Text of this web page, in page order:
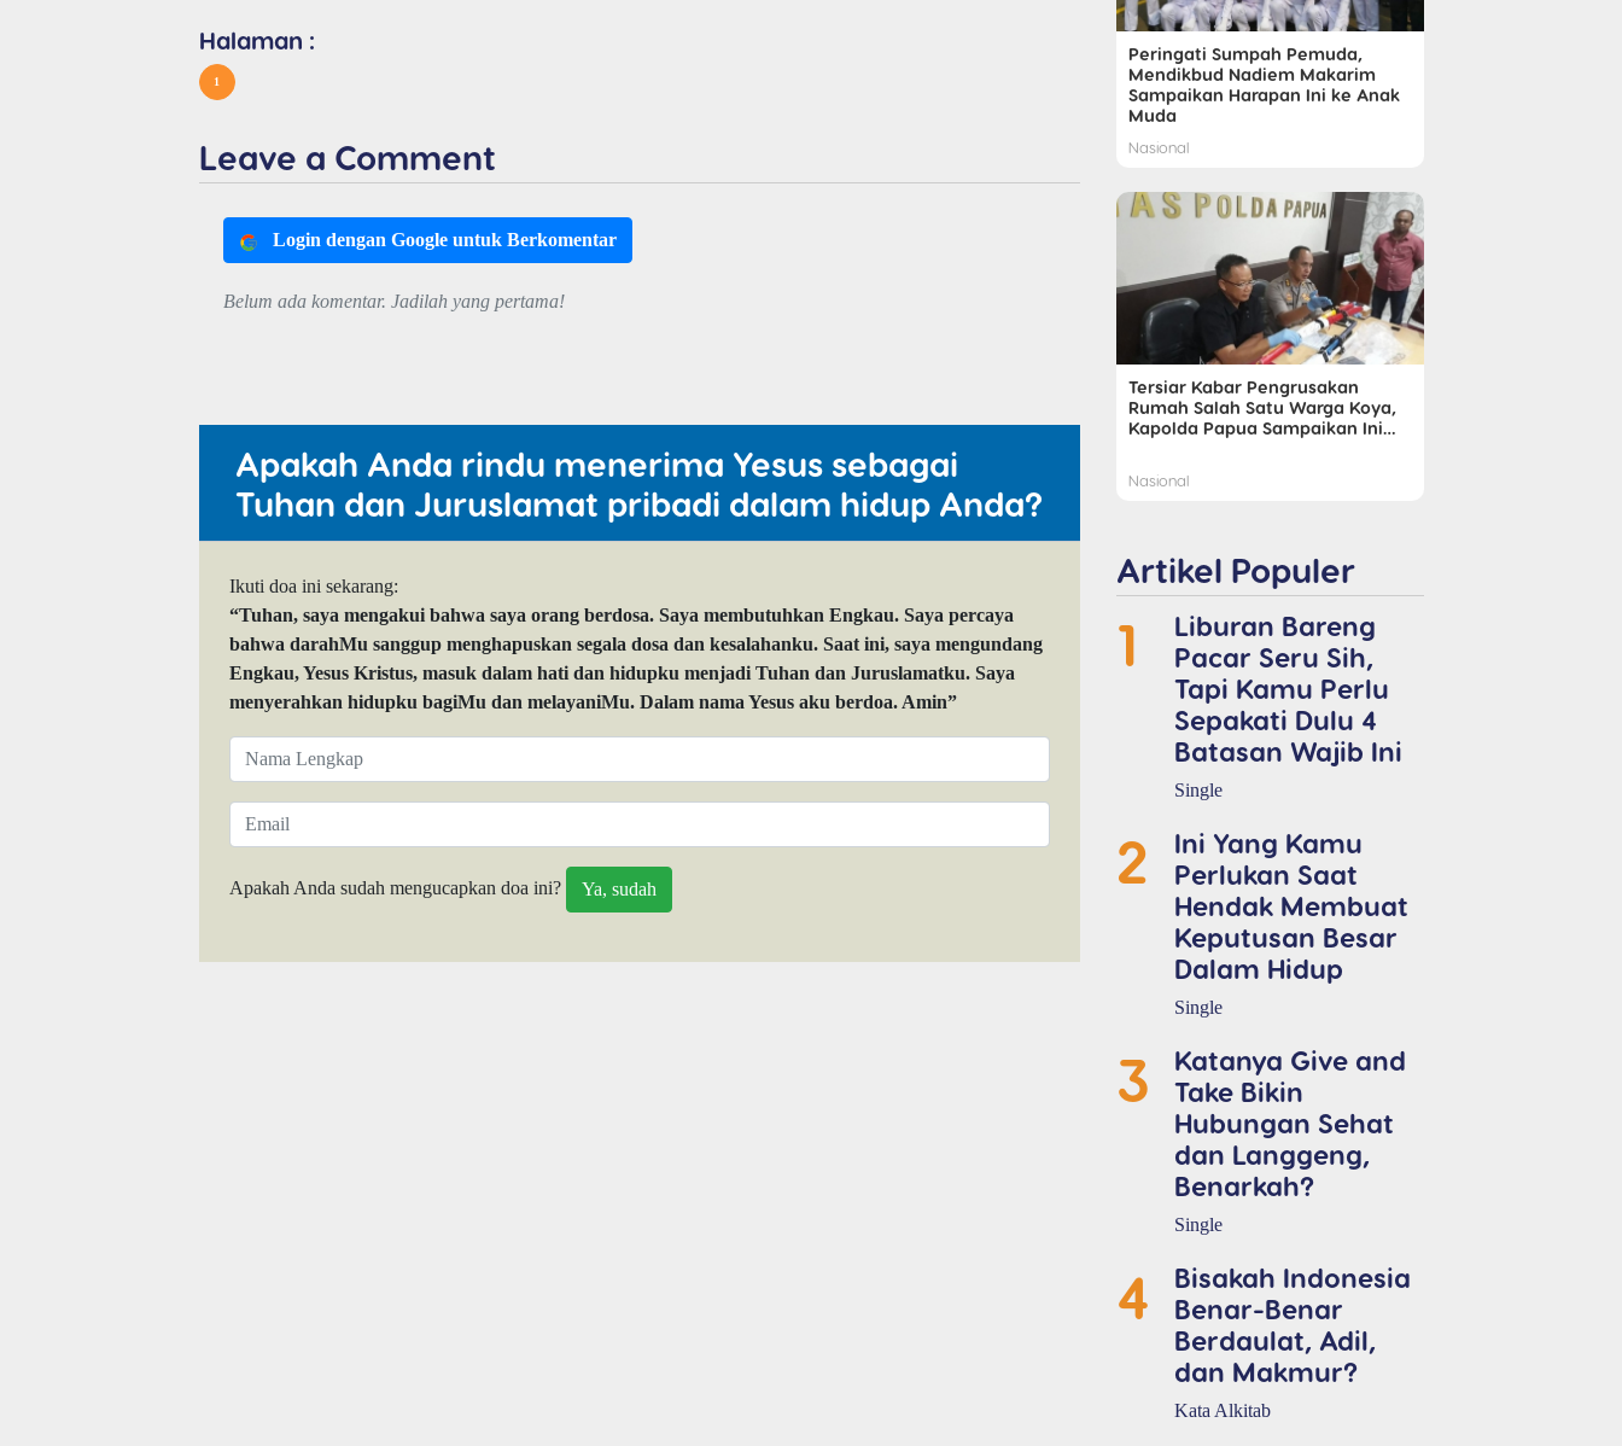
Halaman :
1
Leave a Comment
Login dengan Google untuk Berkomentar
Belum ada komentar. Jadilah yang pertama!
Apakah Anda rindu menerima Yesus sebagai
Tuhan dan Juruslamat pribadi dalam hidup Anda?
Ikuti doa ini sekarang:
“Tuhan, saya mengakui bahwa saya orang berdosa. Saya membutuhkan Engkau. Saya percaya
bahwa darahMu sanggup menghapuskan segala dosa dan kesalahanku. Saat ini, saya mengundang
Engkau, Yesus Kristus, masuk dalam hati dan hidupku menjadi Tuhan dan Juruslamatku. Saya
menyerahkan hidupku bagiMu dan melayaniMu. Dalam nama Yesus aku berdoa. Amin”
Apakah Anda sudah mengucapkan doa ini?
Peringati Sumpah Pemuda,
Mendikbud Nadiem Makarim
Sampaikan Harapan Ini ke Anak
Muda
Nasional
Tersiar Kabar Pengrusakan
Rumah Salah Satu Warga Koya,
Kapolda Papua Sampaikan Ini…
Nasional
Artikel Populer
1
Liburan Bareng
Pacar Seru Sih,
Tapi Kamu Perlu
Sepakati Dulu 4
Batasan Wajib Ini
Single
2
Ini Yang Kamu
Perlukan Saat
Hendak Membuat
Keputusan Besar
Dalam Hidup
Single
3
Katanya Give and
Take Bikin
Hubungan Sehat
dan Langgeng,
Benarkah?
Single
4
Bisakah Indonesia
Benar-Benar
Berdaulat, Adil,
dan Makmur?
Kata Alkitab